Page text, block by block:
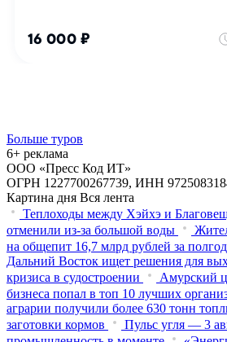
Больше туров
6+ реклама
ООО «Пресс Код ИТ»
ОГРН 1227700267739, ИНН
Картина дня Вся лента
Теплоходы между Хэйхэ и
отменили из-за большой воды
на общепит 16,7 млрд рублей за
Дальний Восток ищет решения для
кризиса в судостроении
Амурский
бизнеса попал в топ 10 лучших
аграрии получили более 630 тонн
заготовки кормов
Пульс угля — 3